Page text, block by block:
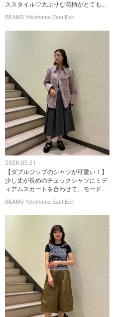
ススタイル♡大ぶりな花柄がとても...
BEAMS Yokohama East Exit
2026.05.21
【ダブルジップのシャツが可愛い！】
少し丈が長めのチェックシャツにミデ
ィアムスカートを合わせて、モード...
BEAMS Yokohama East Exit